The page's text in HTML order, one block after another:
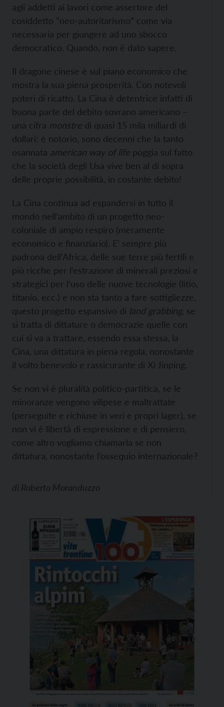
agli addetti ai lavori come assertore del
cosiddetto “neo-autoritarismo” come via
necessaria per giungere ad uno sbocco
democratico. Quando, non è dato sapere.
Il dragone cinese è sul piano economico che
mostra la sua piena prosperità. Con notevoli
poteri di ricatto. La Cina è detentrice infatti di
buona parte del debito sovrano americano –
una cifra monstre di quasi 15 mila miliardi di
dollari: è notorio, sono decenni che la tanto
osannata american way of life poggia sul fatto
che la società degli Usa vive ben al di sopra
delle proprie possibilità, in costante debito!
La Cina continua ad espandersi in tutto il
mondo nell’ambito di un progetto neo-
coloniale di ampio respiro (meramente
economico e finanziario). E’ sempre più
padrona dell’Africa, delle sue terre più fertili e
più ricche per l’estrazione di minerali preziosi e
strategici per l’uso delle nuove tecnologie (litio,
titanio, ecc.) e non sta tanto a fare sottigliezze,
questo progetto espansivo di land grabbing , se
si tratta di dittature o democrazie quelle con
cui si va a trattare, essendo essa stessa, la
Cina, una dittatura in piena regola, nonostante
il volto benevolo e rassicurante di Xi Jinping.
Se non vi è pluralità politico-partitica, se le
minoranze vengono vilipese e maltrattate
(perseguite e richiuse in veri e propri lager), se
non vi è libertà di espressione e di pensiero,
come altro vogliamo chiamarla se non
dittatura, nonostante l’ossequio internazionale?
di Roberto Moranduzzo